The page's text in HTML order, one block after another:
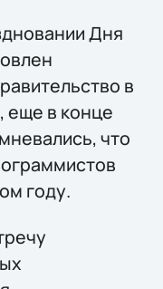
Дня
в
еще в конце
что
году.